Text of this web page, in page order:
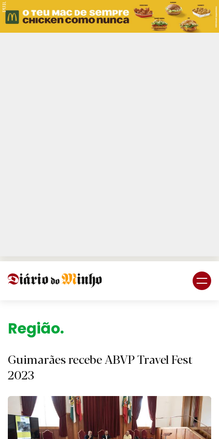
PUB.
Região.
Guimarães recebe ABVP Travel Fest
2023